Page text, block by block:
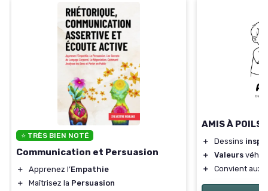
⭐ TRÈS BIEN NOTÉ
Communication et Persuasion
＋ Apprenez l’Empathie
＋
Maîtrisez la Persuasion
AMIS À POILS
＋ Dessins
＋
Valeurs
＋
Convient aux